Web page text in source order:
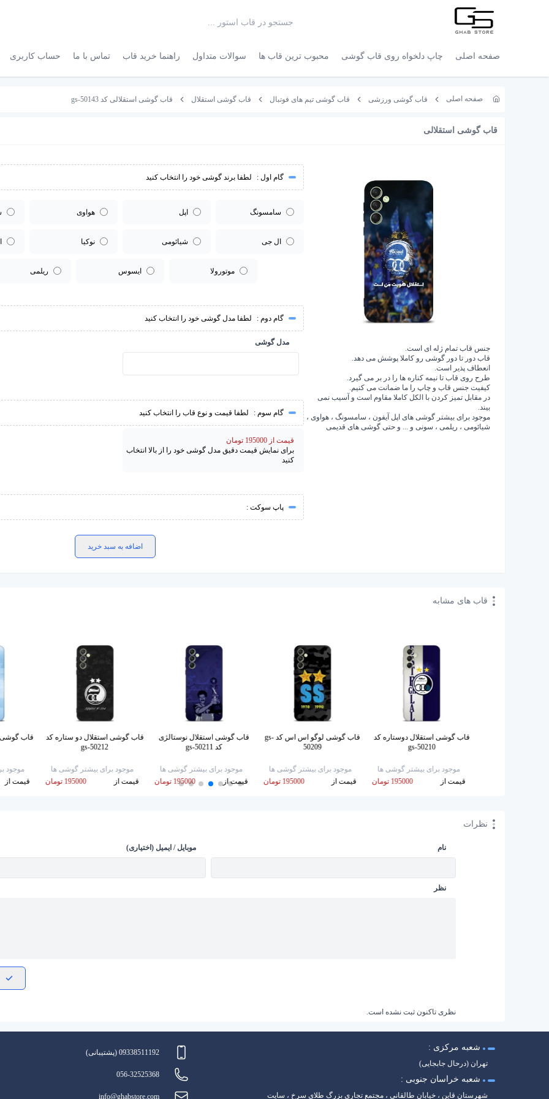
صفحه اصلی چاپ دلخواه روی قاب گوشی محبوب ترین قاب ها سوالات متداول راهنما خرید قاب تماس با ما حساب کاربری
صفحه اصلی قاب گوشی ورزشی قاب گوشی تیم های فوتبال قاب گوشی استقلال قاب گوشی استقلالی کد gs-50143
قاب گوشی استقلالی
جنس قاب تمام ژله ای است.
قاب دور تا دور گوشی رو کاملا پوشش می دهد.
انعطاف پذیر است.
طرح روی قاب تا نیمه کناره ها را در بر می گیرد.
کیفیت جنس قاب و چاپ را ما ضمانت می کنیم.
در مقابل تمیز کردن با الکل کاملا مقاوم است و آسیب نمی
بیند.
موجود برای بیشتر گوشی های اپل آیفون ، سامسونگ ، هواوی ،
شیائومی ، ریلمی ، سونی و ... و حتی گوشی های قدیمی
گام اول : لطفا برند گوشی خود را انتخاب کنید
سامسونگ اپل هواوی
ال جی شیائومی نوکیا
موتورولا ایسوس ریلمی
گام دوم : لطفا مدل گوشی خود را انتخاب کنید
مدل گوشی
گام سوم : لطفا قیمت و نوع قاب را انتخاب کنید
قیمت از 195000 تومان
برای نمایش قیمت دقیق مدل گوشی خود را از بالا انتخاب
کنید
پاپ سوکت :
اضافه به سبد خرید
قاب های مشابه
قاب گوشی استقلال دوستاره کد
gs-50210
موجود برای بیشتر گوشی ها
قیمت از
195000 تومان
قاب گوشی لوگو اس اس کد gs-
50209
موجود برای بیشتر گوشی ها
قیمت از
195000 تومان
قاب گوشی استقلال نوستالژی
کد gs-50211
موجود برای بیشتر گوشی ها
قیمت از
195000 تومان
قاب گوشی استقلال دو ستاره کد
gs-50212
موجود برای بیشتر گوشی ها
قیمت از
195000 تومان
موجود
قیمت از
نظرات
نام موبایل / ایمیل (اختیاری)
نظر
نظری تاکنون ثبت نشده است.
شعبه مرکزی :
تهران (درحال جابجایی)
شعبه خراسان جنوبی :
شهرستان قاین ، خیابان طالقانی ، مجتمع تجاری بزرگ طلای سرخ ، سایت
09338511192 (پشتیبانی)
056-32525368
info@ghabstore.com